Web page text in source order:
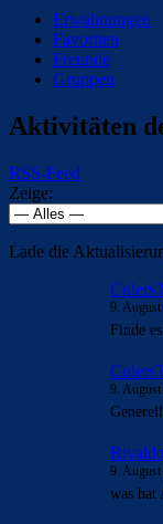
Erwähnungen
Favoriten
Freunde
Gruppen
Aktivitäten
RSS-Feed
Zeige:
Lade die
9.
Finde
9.
9.
was hat